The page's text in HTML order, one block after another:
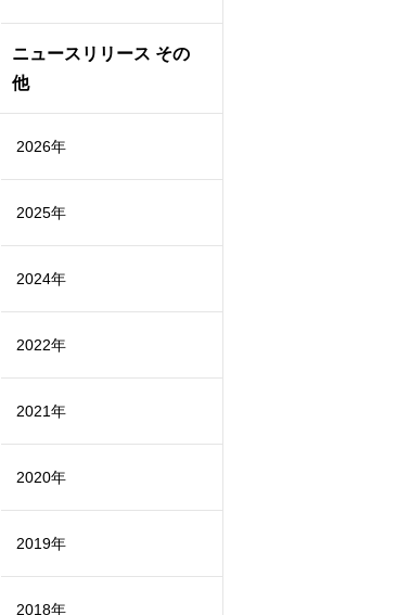
ニュースリリース その
他
2026年
2025年
2024年
2022年
2021年
2020年
2019年
2018年